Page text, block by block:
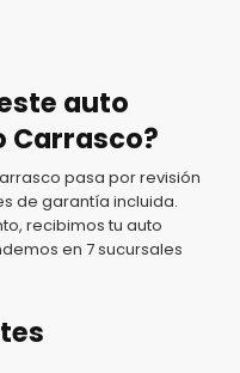
auto
Carrasco?
pasa por revisión
de garantía incluida.
recibimos tu auto
en 7 sucursales